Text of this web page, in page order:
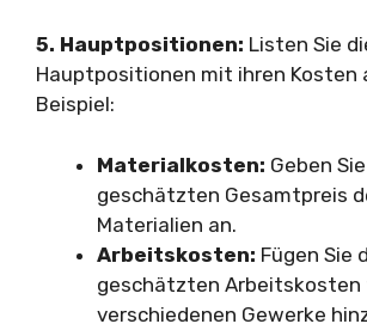
5. Hauptpositionen: Listen Sie
Hauptpositionen mit ihren Kosten
Beispiel:
Materialkosten: Geben
geschätzten Gesamtpreis
Materialien an.
Arbeitskosten: Fügen Sie
geschätzten Arbeitskosten
verschiedenen Gewerke